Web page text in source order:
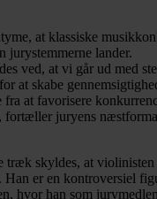
at klassiske
jurystemmerne lander.
ved, at vi går ud med
at skabe
at favorisere
fortæller juryens
træk skyldes, at
Han er en kontroversiel
hvor han som